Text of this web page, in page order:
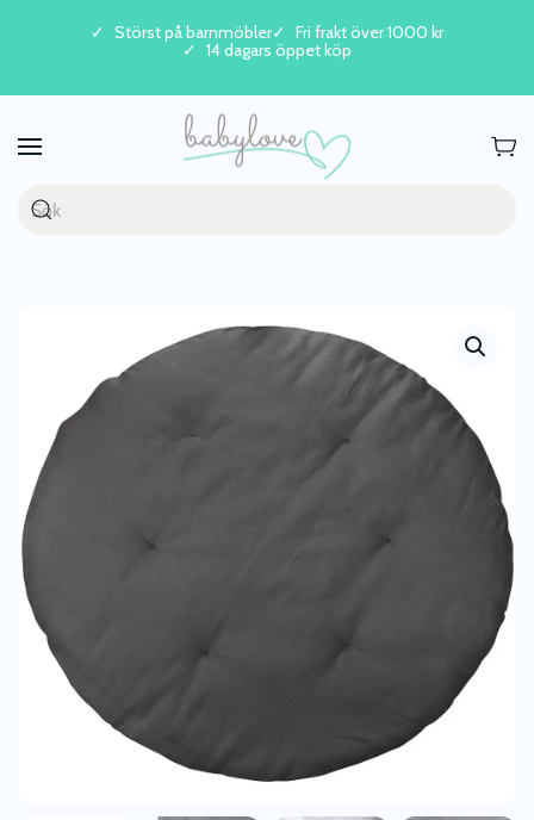
Skip to main content
Störst på barnmöbler
Fri frakt över 1000 kr
14 dagars öppet köp